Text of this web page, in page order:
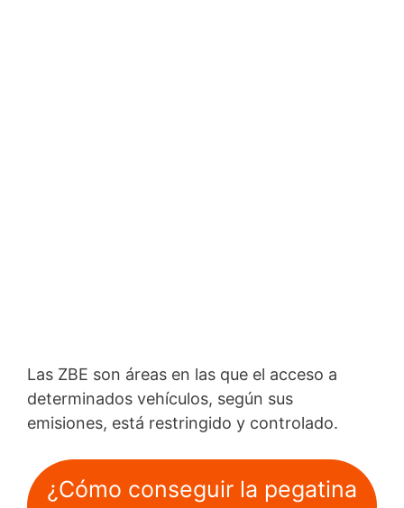
Las ZBE son áreas en las que el acceso a
determinados vehículos, según sus
emisiones, está restringido y controlado.
¿Cómo conseguir la pegatina